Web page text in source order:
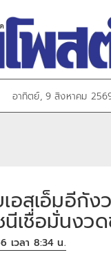
อาทิตย์, 9 สิงหาคม
อสเอ็มอีกั
เชื่อมั่นงวด
เวลา 8:34 น.